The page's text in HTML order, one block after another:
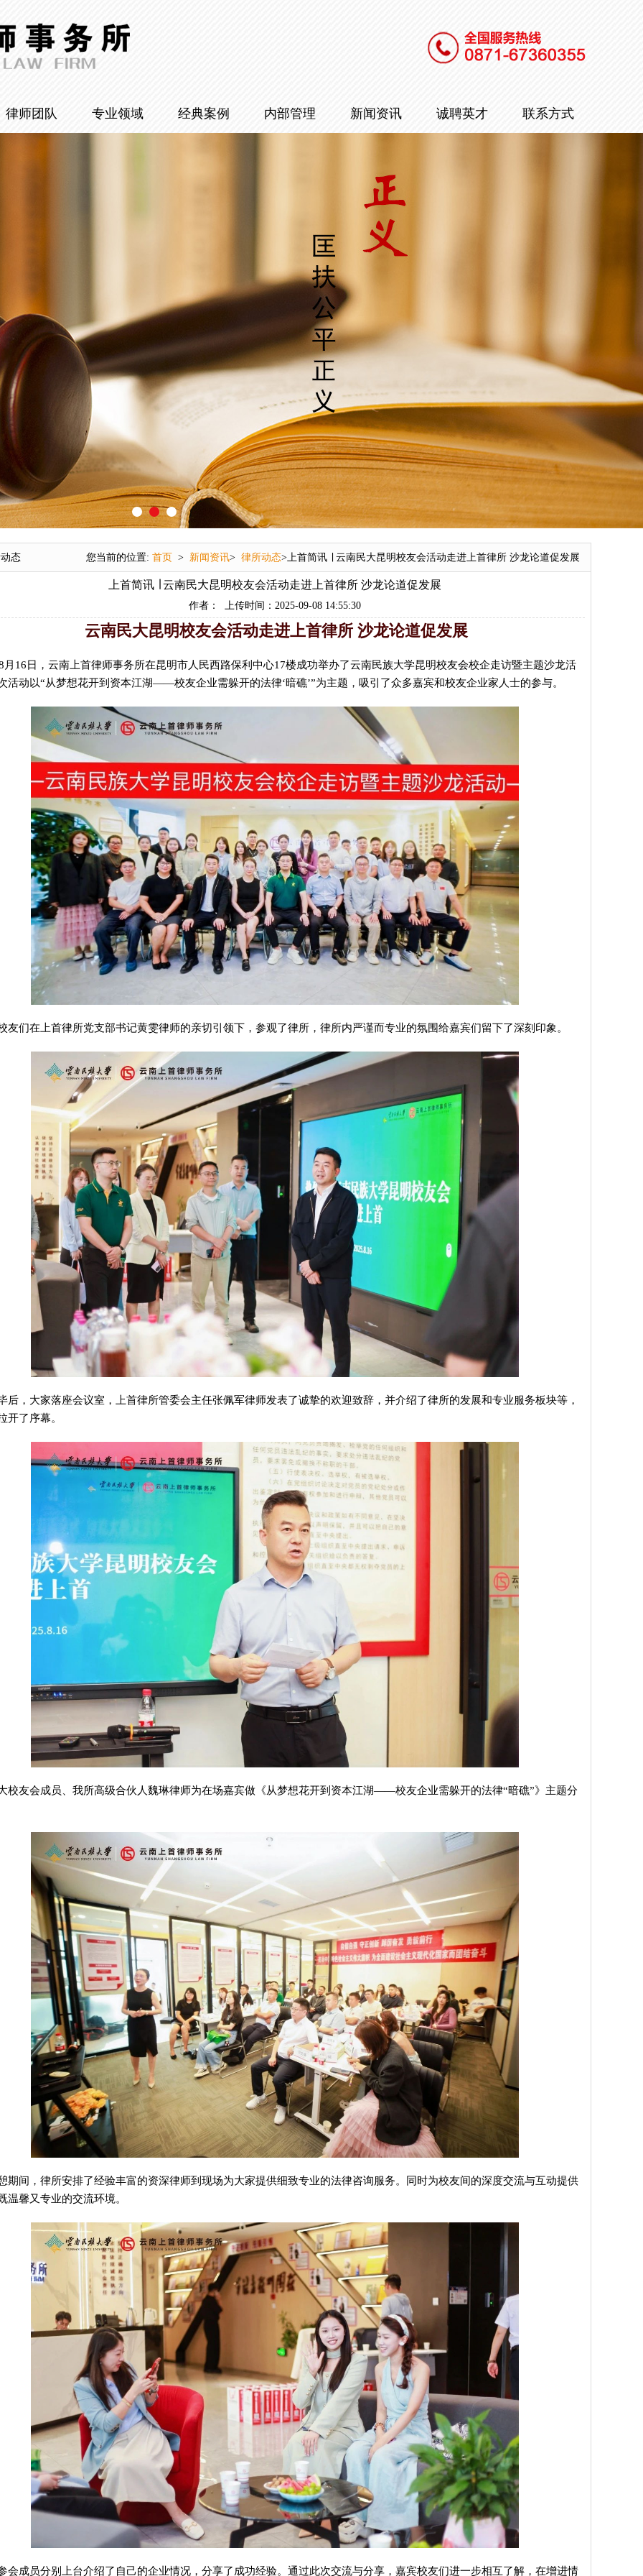
律师团队 专业领域 经典案例 内部管理 新闻资讯 诚聘英才 联系方式
态 您当前的位置: 首页 > 新闻资讯> 律所动态>上首简讯 ∣ 云南民大昆明校友会活动走进上首律所 沙龙论道促发展
上首简讯 ∣ 云南民大昆明校友会活动走进上首律所 沙龙论道促发展
作者： 上传时间：2025-09-08 14:55:30
云南民大昆明校友会活动走进上首律所 沙龙论道促发展
月16日，云南上首律师事务所在昆明市人民西路保利中心17楼成功举办了云南民族大学昆明校友会校企走访暨主题沙龙活
活动以“从梦想花开到资本江湖——校友企业需躲开的法律‘暗礁’”为主题，吸引了众多嘉宾和校友企业家人士的参与。
友们在上首律所党支部书记黄雯律师的亲切引领下，参观了律所，律所内严谨而专业的氛围给嘉宾们留下了深刻印象。
后，大家落座会议室，上首律所管委会主任张佩军律师发表了诚挚的欢迎致辞，并介绍了律所的发展和专业服务板块等，
开了序幕。
校友会成员、我所高级合伙人魏琳律师为在场嘉宾做《从梦想花开到资本江湖——校友企业需躲开的法律“暗礁”》主题分
期间，律所安排了经验丰富的资深律师到现场为大家提供细致专业的法律咨询服务。同时为校友间的深度交流与互动提供
温馨又专业的交流环境。
会成员分别上台介绍了自己的企业情况，分享了成功经验。通过此次交流与分享，嘉宾校友们进一步相互了解，在增进情